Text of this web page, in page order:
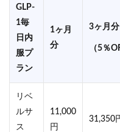
GLP-
1毎
日内
服プ
ラン
1ヶ月
分
3ヶ月分
（5％
リベ
ルサ
ス
11,000
円
31,350